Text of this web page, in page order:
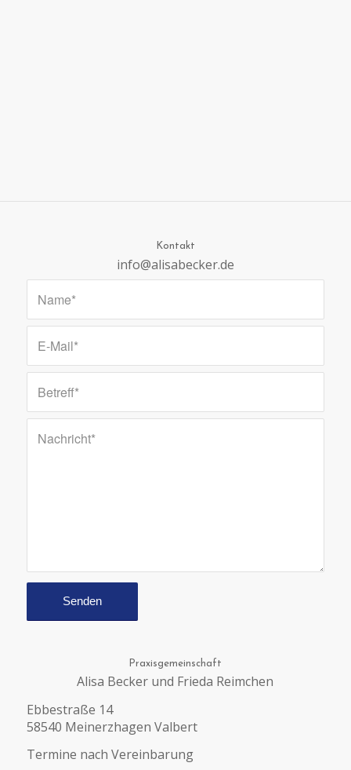
Kontakt
info@alisabecker.de
Praxisgemeinschaft
Alisa Becker und Frieda Reimchen
Ebbestraße 14
58540 Meinerzhagen Valbert
Termine nach Vereinbarung